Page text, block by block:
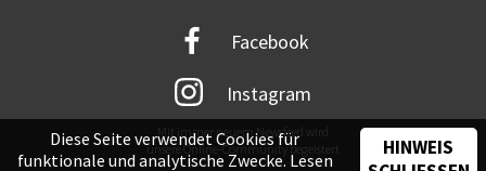
Facebook
Instagram
Mit immer neuem Newsfeed wird
unsere Online-Community begeistert
Diese Seite verwendet Cookies für
funktionale und analytische Zwecke. Lesen
HINWEIS